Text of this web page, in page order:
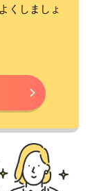
くしましょ